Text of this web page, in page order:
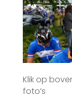
Klik op
foto’s